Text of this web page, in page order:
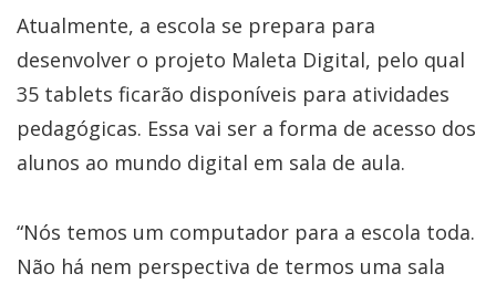
Atualmente, a escola se prepara para
desenvolver o projeto Maleta Digital, pelo qual
35 tablets ficarão disponíveis para atividades
pedagógicas. Essa vai ser a forma de acesso dos
alunos ao mundo digital em sala de aula.
“Nós temos um computador para a escola toda.
Não há nem perspectiva de termos uma sala